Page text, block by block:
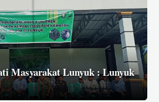
Masyarakat Lunyuk : Lunyuk